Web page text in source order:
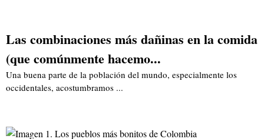
Las combinaciones más dañinas en la comida
(que comúnmente hacemo...
Una buena parte de la población del mundo, especialmente los
occidentales, acostumbramos ...